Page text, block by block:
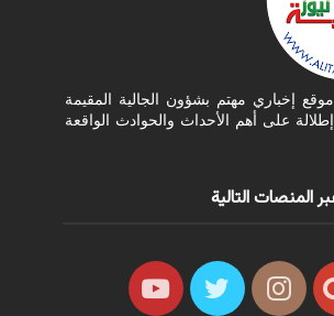
موقع إخباري مهتم بشؤون الجالية المقيمة
على أهم الأحداث والحوادث الواقعة
المنصات التالية